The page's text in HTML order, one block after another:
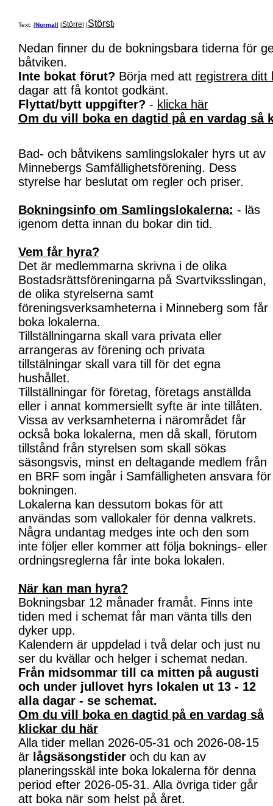
Text: [Normal] [Större] [Störst]
Nedan finner du de bokningsbara tiderna för
båtviken.
Inte bokat förut? Börja med att registrera ditt
dagar att få kontot godkänt.
Flyttat/bytt uppgifter? - klicka här
Om du vill boka en dagtid på en vardag så
Bad- och båtvikens samlingslokaler hyrs ut av
Minnebergs Samfällighetsförening. Dess
styrelse har beslutat om regler och priser.
Bokningsinfo om Samlingslokalerna: - läs
igenom detta innan du bokar din tid.
Vem får hyra?
Det är medlemmarna skrivna i de olika
Bostadsrättsföreningarna på Svartviksslingan,
de olika styrelserna samt
föreningsverksamheterna i Minneberg som får
boka lokalerna.
Tillställningarna skall vara privata eller
arrangeras av förening och privata
tillstälningar skall vara till för det egna
hushållet.
Tillställningar för företag, företags anställda
eller i annat kommersiellt syfte är inte tillåten.
Vissa av verksamheterna i närområdet får
också boka lokalerna, men då skall, förutom
tillstånd från styrelsen som skall sökas
säsongsvis, minst en deltagande medlem från
en BRF som ingår i Samfälligheten ansvara för
bokningen.
Lokalerna kan dessutom bokas för att
användas som vallokaler för denna valkrets.
Några undantag medges inte och den som
inte följer eller kommer att följa boknings- eller
ordningsreglerna får inte boka lokalen.
När kan man hyra?
Bokningsbar 12 månader framåt. Finns inte
tiden med i schemat får man vänta tills den
dyker upp.
Kalendern är uppdelad i två delar och just nu
ser du kvällar och helger i schemat nedan.
Från midsommar till ca mitten på augusti
och under jullovet hyrs lokalen ut 13 - 12
alla dagar - se schemat.
Om du vill boka en dagtid på en vardag så
klickar du här
Alla tider mellan 2026-05-31 och 2026-08-15
är lågsäsongstider och du kan av
planeringsskäl inte boka lokalerna för denna
period efter 2026-05-31. Alla övriga tider går
att boka när som helst på året.